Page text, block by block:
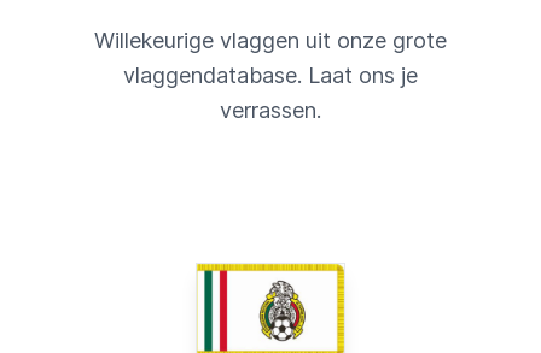
Willekeurige vlaggen uit onze grote
vlaggendatabase. Laat ons je
verrassen.